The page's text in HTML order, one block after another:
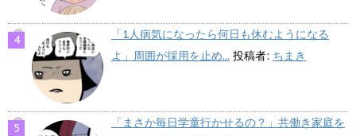
「1人病気になったら何日も休むようになる
よ」周囲が採用を止め... 投稿者: ちまき
「まさか毎日学童行かせるの？」共働き家庭を